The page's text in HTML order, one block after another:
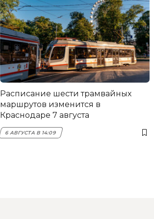
Расписание шести трамвайных
маршрутов изменится в
Краснодаре 7 августа
6 АВГУСТА В 14:09